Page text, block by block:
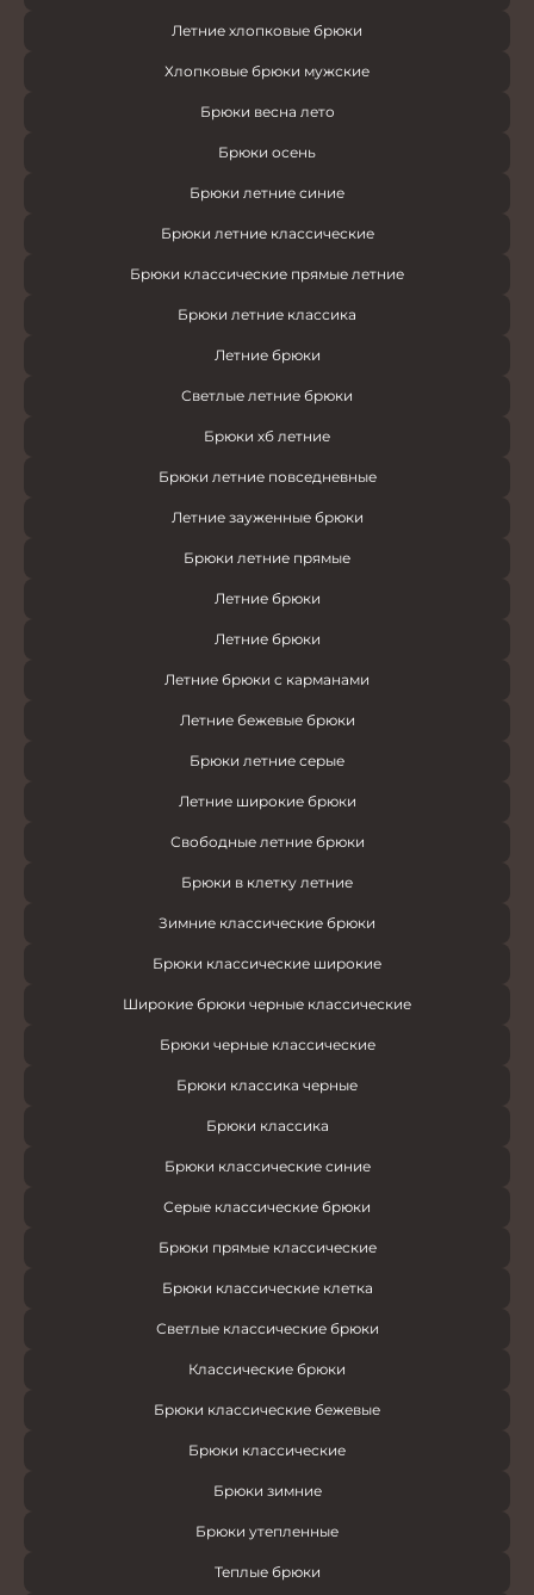
Летние хлопковые брюки
Хлопковые брюки мужские
Брюки весна лето
Брюки осень
Брюки летние синие
Брюки летние классические
Брюки классические прямые летние
Брюки летние классика
Летние брюки
Светлые летние брюки
Брюки хб летние
Брюки летние повседневные
Летние зауженные брюки
Брюки летние прямые
Летние брюки
Летние брюки
Летние брюки с карманами
Летние бежевые брюки
Брюки летние серые
Летние широкие брюки
Свободные летние брюки
Брюки в клетку летние
Зимние классические брюки
Брюки классические широкие
Широкие брюки черные классические
Брюки черные классические
Брюки классика черные
Брюки классика
Брюки классические синие
Серые классические брюки
Брюки прямые классические
Брюки классические клетка
Светлые классические брюки
Классические брюки
Брюки классические бежевые
Брюки классические
Брюки зимние
Брюки утепленные
Теплые брюки